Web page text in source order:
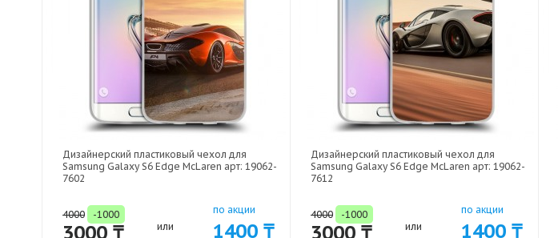
Дизайнерский пластиковый чехол для
Samsung Galaxy S6 Edge McLaren арт: 19062-
7602
4000 -1000
3000 ₸ или
по акции
1400 ₸
Дизайнерский пластиковый чехол для
Samsung Galaxy S6 Edge McLaren арт: 19062-
7612
4000 -1000
3000 ₸ или
по акции
1400 ₸